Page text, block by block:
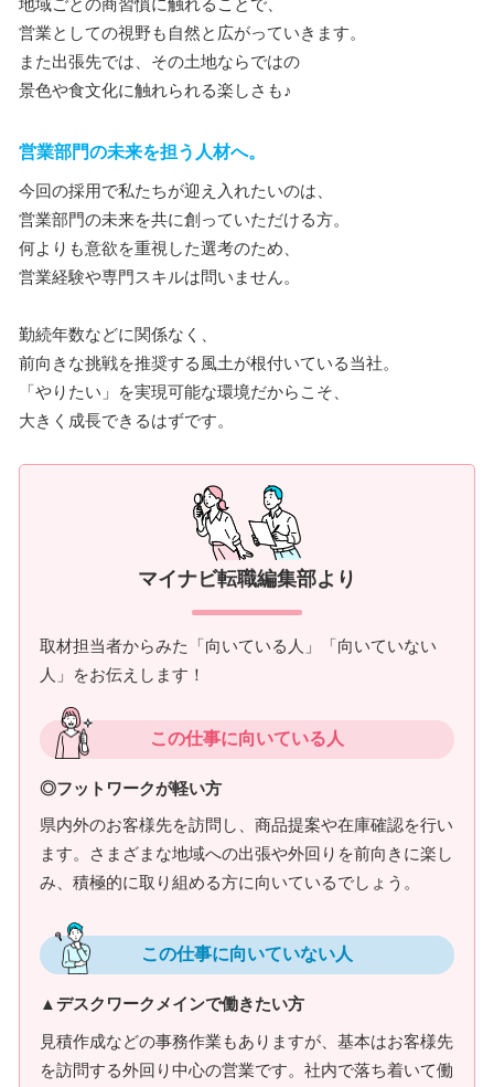
営業としての視野も自然と広がっていきます。
また出張先では、その土地ならではの
景色や食文化に触れられる楽しさも♪
営業部門の未来を担う人材へ。
今回の採用で私たちが迎え入れたいのは、
営業部門の未来を共に創っていただける方。
何よりも意欲を重視した選考のため、
営業経験や専門スキルは問いません。
勤続年数などに関係なく、
前向きな挑戦を推奨する風土が根付いている当社。
「やりたい」を実現可能な環境だからこそ、
大きく成長できるはずです。
マイナビ転職編集部より
取材担当者からみた「向いている人」「向いていない
人」をお伝えします！
この仕事に向いている人
◎フットワークが軽い方
県内外のお客様先を訪問し、商品提案や在庫確認を行い
ます。さまざまな地域への出張や外回りを前向きに楽し
み、積極的に取り組める方に向いているでしょう。
この仕事に向いていない人
▲デスクワークメインで働きたい方
見積作成などの事務作業もありますが、基本はお客様先
を訪問する外回り中心の営業です。社内で落ち着いて働